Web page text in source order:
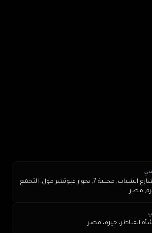
عمارة 250, شارع الشباب, محلية 7, بجوار فيوتشر مول, التجمع
مصر.
القناطر، جيزة، مصر.